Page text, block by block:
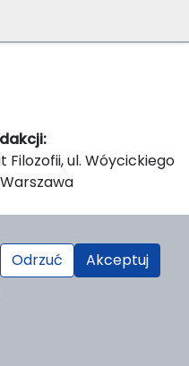
Filozofii, ul. Wóycickiego
Warszawa
ul. Dewajtis 5, domek
Odrzuć Akceptuj